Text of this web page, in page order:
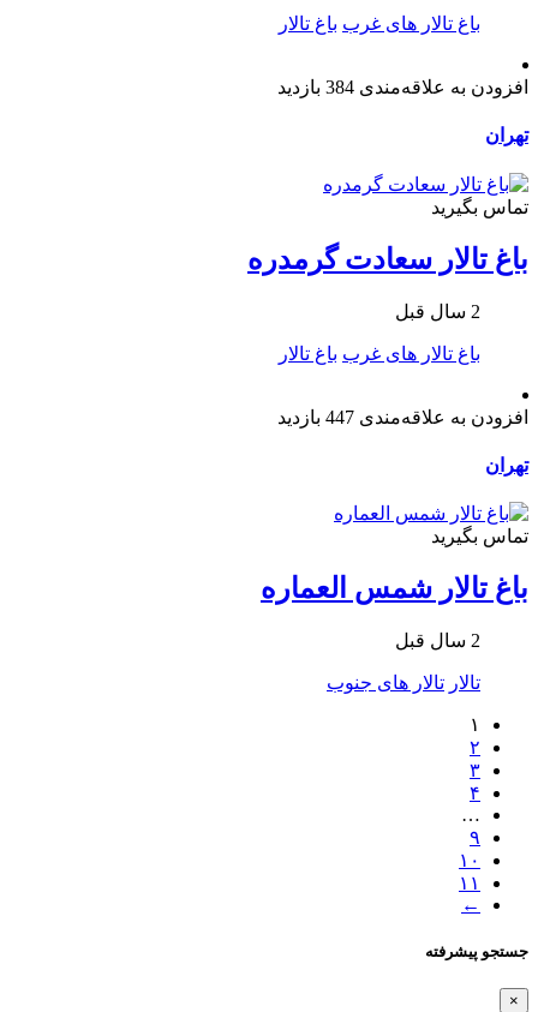
باغ تالار های غرب باغ تالار
افزودن به علاقه‌مندی 384 بازدید
تهران
تماس بگیرید
باغ تالار سعادت گرمدره
2 سال قبل
باغ تالار های غرب باغ تالار
افزودن به علاقه‌مندی 447 بازدید
تهران
تماس بگیرید
باغ تالار شمس العماره
2 سال قبل
تالار تالار های جنوب
۱
۲
۳
۴
…
۹
۱۰
۱۱
←
جستجو پیشرفته
×